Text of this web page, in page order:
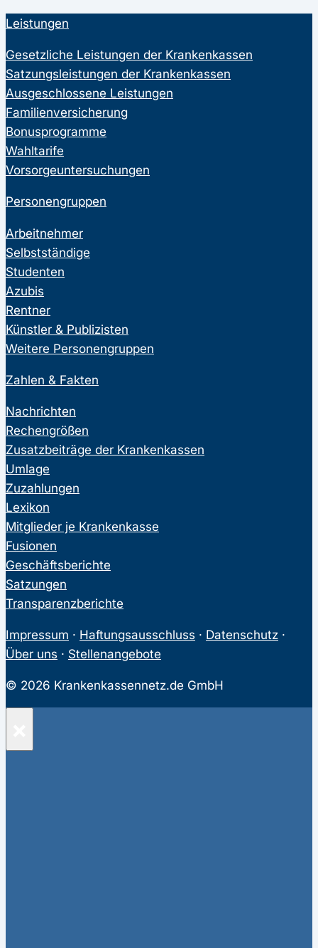
Leistungen
Gesetzliche Leistungen der Krankenkassen
Satzungsleistungen der Krankenkassen
Ausgeschlossene Leistungen
Familienversicherung
Bonusprogramme
Wahltarife
Vorsorgeuntersuchungen
Personengruppen
Arbeitnehmer
Selbstständige
Studenten
Azubis
Rentner
Künstler & Publizisten
Weitere Personengruppen
Zahlen & Fakten
Nachrichten
Rechengrößen
Zusatzbeiträge der Krankenkassen
Umlage
Zuzahlungen
Lexikon
Mitglieder je Krankenkasse
Fusionen
Geschäftsberichte
Satzungen
Transparenzberichte
Impressum · Haftungsausschluss · Datenschutz ·
Über uns · Stellenangebote
© 2026 Krankenkassennetz.de GmbH